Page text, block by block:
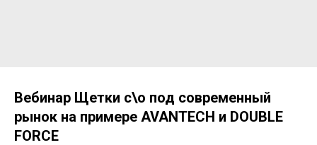
Вебинар Щетки с\о под современный
рынок на примере AVANTECH и DOUBLE
FORCE